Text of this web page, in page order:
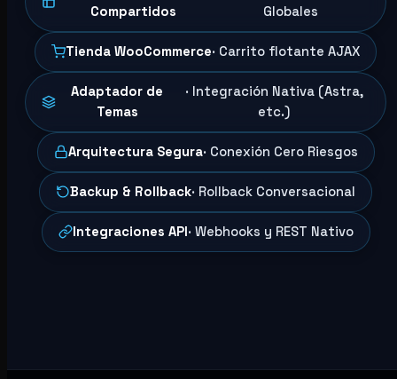
Compartidos
Globales
Tienda WooCommerce· Carrito flotante AJAX
Adaptador de
Temas
· Integración Nativa (Astra,
etc.)
Arquitectura Segura· Conexión Cero Riesgos
Backup & Rollback· Rollback Conversacional
Integraciones API· Webhooks y REST Nativo